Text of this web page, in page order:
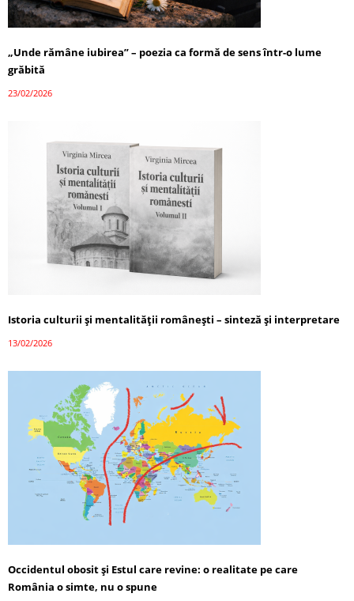
„Unde rămâne iubirea” – poezia ca formă de sens într-o lume
grăbită
23/02/2026
Istoria culturii și mentalității românești – sinteză și interpretare
13/02/2026
Occidentul obosit și Estul care revine: o realitate pe care
România o simte, nu o spune